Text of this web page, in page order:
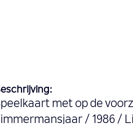
met op de
/ 1986 /